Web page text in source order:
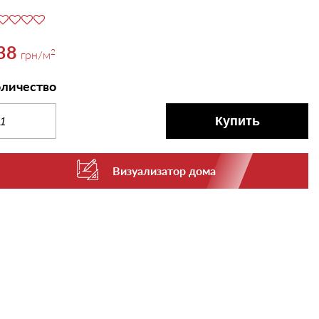
грн/м2
Купить
Визуализатор дома